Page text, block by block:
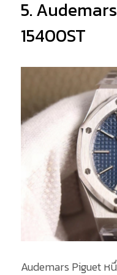
5.
15400ST
Audemars Piguet